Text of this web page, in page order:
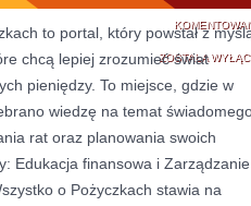
ZOSTAŁA
to portal, który powstał z
chcą lepiej zrozumieć świat
pieniędzy. To miejsce, gdzie w
wiedzę na temat
rat oraz planowania swoich
Edukacja finansowa i Zarządzanie
o Pożyczkach stawia na